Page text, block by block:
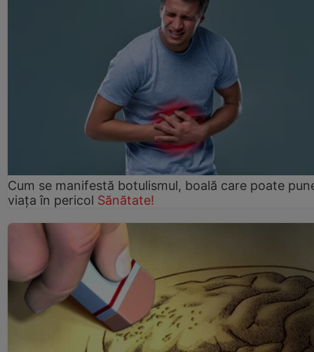
Cum se manifestă botulismul, boală care poate
viaţa în pericol Sănătate!